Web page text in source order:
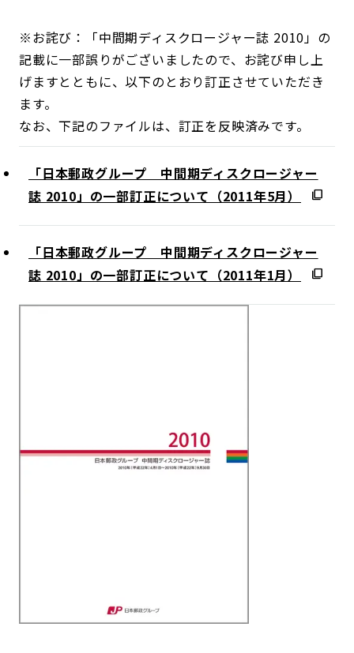
ローカル共創イニシアティブ
関連事業
IRニュース
IRカレンダー
環境
社会
ガバナンス
ESGデータ集
※お詫び：「中間期ディスクロージャー誌 2010」の
記載に一部誤りがございましたので、お詫び申し上
げますとともに、以下のとおり訂正させていただき
ます。
なお、下記のファイルは、訂正を反映済みです。
「日本郵政グループ 中間期ディスクロージャー
誌 2010」の一部訂正について（2011年5月）
「日本郵政グループ 中間期ディスクロージャー
誌 2010」の一部訂正について（2011年1月）